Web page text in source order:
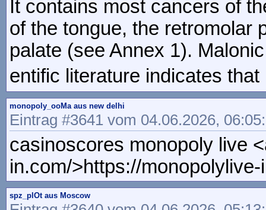
It contains most cancers of
of the tongue, the retromolar
palate (see Annex 1).
entific literature indicates
monopoly_ooMa aus new delhi
Eintrag #3641 vom 04.06.2026,
casinoscores monopoly live
in.com/>https://
spz_plOt aus Moscow